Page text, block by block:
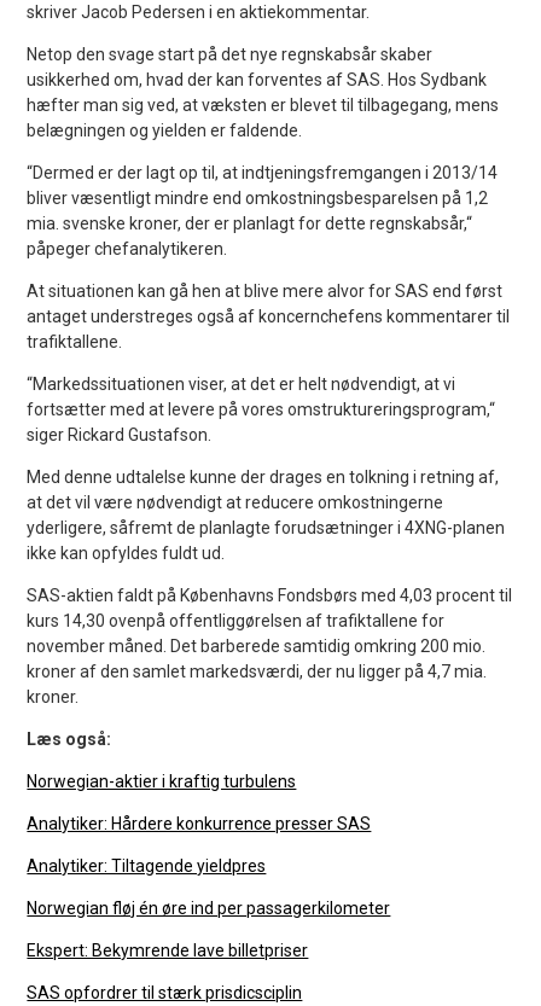
skriver Jacob Pedersen i en aktiekommentar.
Netop den svage start på det nye regnskabsår skaber
usikkerhed om, hvad der kan forventes af SAS. Hos Sydbank
hæfter man sig ved, at væksten er blevet til tilbagegang, mens
belægningen og yielden er faldende.
“Dermed er der lagt op til, at indtjeningsfremgangen i 2013/14
bliver væsentligt mindre end omkostningsbesparelsen på 1,2
mia. svenske kroner, der er planlagt for dette regnskabsår,“
påpeger chefanalytikeren.
At situationen kan gå hen at blive mere alvor for SAS end først
antaget understreges også af koncernchefens kommentarer til
trafiktallene.
“Markedssituationen viser, at det er helt nødvendigt, at vi
fortsætter med at levere på vores omstruktureringsprogram,“
siger Rickard Gustafson.
Med denne udtalelse kunne der drages en tolkning i retning af,
at det vil være nødvendigt at reducere omkostningerne
yderligere, såfremt de planlagte forudsætninger i 4XNG-planen
ikke kan opfyldes fuldt ud.
SAS-aktien faldt på Københavns Fondsbørs med 4,03 procent til
kurs 14,30 ovenpå offentliggørelsen af trafiktallene for
november måned. Det barberede samtidig omkring 200 mio.
kroner af den samlet markedsværdi, der nu ligger på 4,7 mia.
kroner.
Læs også:
Norwegian-aktier i kraftig turbulens
Analytiker: Hårdere konkurrence presser SAS
Analytiker: Tiltagende yieldpres
Norwegian fløj én øre ind per passagerkilometer
Ekspert: Bekymrende lave billetpriser
SAS opfordrer til stærk prisdicsciplin